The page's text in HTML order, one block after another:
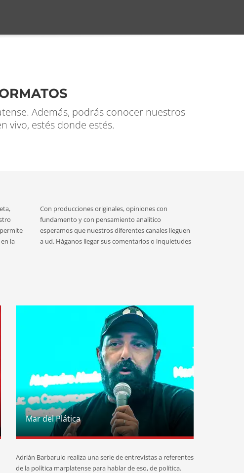
Además, podrás conocer nuestros
vivo, estés donde estés.
la
Con producciones originales, opiniones con
fundamento y con pensamiento analítico
esperamos que nuestros diferentes canales lleguen
a ud. Háganos llegar sus comentarios o inquietudes
Mar del Plática
Adrián Barbarulo realiza una serie de entrevistas a referentes
de la política marplatense para hablar de eso, de política.